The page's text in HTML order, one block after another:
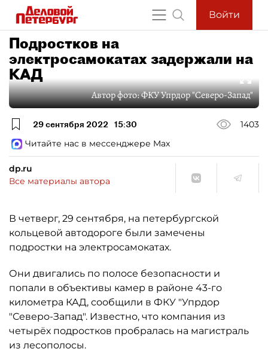
Войти
Подростков на
электросамокатах задержали на
КАД
Автор фото:ФКУ Упрдор "Северо-Запад"
29 сентября 2022 15:30
1403
Читайте нас в мессенджере Max
dp.ru
Все материалы автора
В четверг, 29 сентября, на петербургской
кольцевой автодороге были замечены
подростки на электросамокатах.
Они двигались по полосе безопасности и
попали в объективы камер в районе 43-го
километра КАД, сообщили в ФКУ "Упрдор
"Северо-Запад". Известно, что компания из
четырёх подростков пробралась на магистраль
из лесополосы.